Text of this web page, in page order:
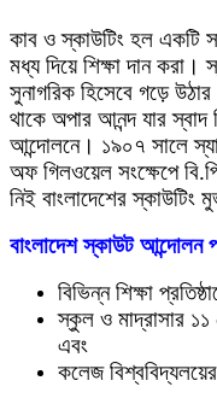
কাব ও স্কাউটিং হল একটি
মধ্য দিয়ে শিক্ষা দান
সুনাগরিক হিসেবে গড়ে
থাকে অপার আনন্দ যার
আন্দোলনে। ১৯০৭ সালে স্যার
অফ গিলওয়েল সংক্ষেপে
নিই বাংলাদেশের স্কাউটিং
বাংলাদেশ স্কাউট আন্দোলন
বিভিন্ন শিক্ষা
স্কুল ও মাদ্রাসার ১১
এবং
কলেজ